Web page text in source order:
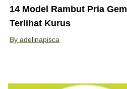
14 Model Rambut Pria
Terlihat Kurus
Byadelinapisca